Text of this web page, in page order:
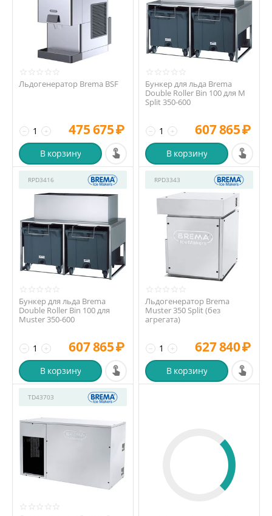
Льдогенератор Brema BSF
+
− 475 675₽
В корзину
Бункер для льда Brema
Double Roller Bin 100 для M
Split 350-600
+
− 607 865₽
В корзину
RPD3416
Бункер для льда Brema
Double Roller Bin 100 для
Muster 350-600
+
− 607 865₽
В корзину
RPD3343
Льдогенератор Brema
Muster 350 Split (без
агрегата)
+
− 627 840₽
В корзину
TD43703